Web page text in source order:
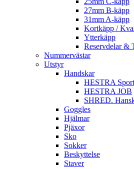
27mm B-käpp
31mm A-käpp
Kortkäpp /
Ytterkäpp
Reservdelar &
Nummervästar
Utstyr
Handskar
HESTRA Sport
HESTRA JOB
SHRED.
Goggles
Hjälmar
Pjäxor
Sko
Sokker
Beskyttelse
Staver